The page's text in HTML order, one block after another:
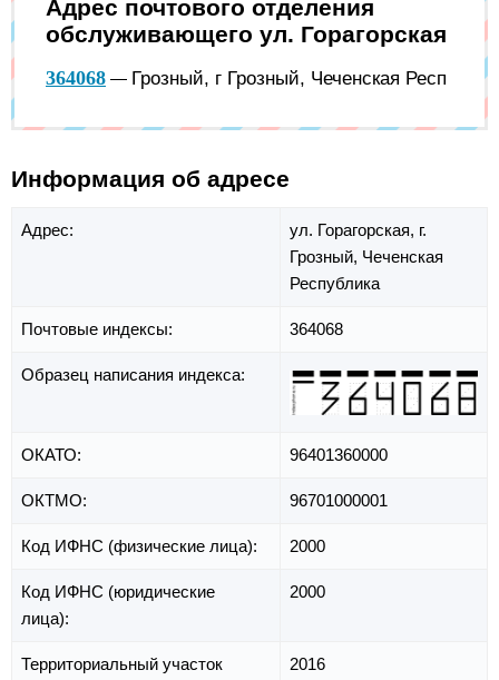
Адрес почтового отделения
обслуживающего ул. Горагорская
364068 — Грозный, г Грозный, Чеченская Респ
Информация об адресе
Адрес: ул. Горагорская, г.
Грозный, Чеченская
Республика
Почтовые индексы: 364068
Образец написания индекса:
ОКАТО: 96401360000
ОКТМО: 96701000001
Код ИФНС (физические лица): 2000
Код ИФНС (юридические
лица):
2000
Территориальный участок
2016